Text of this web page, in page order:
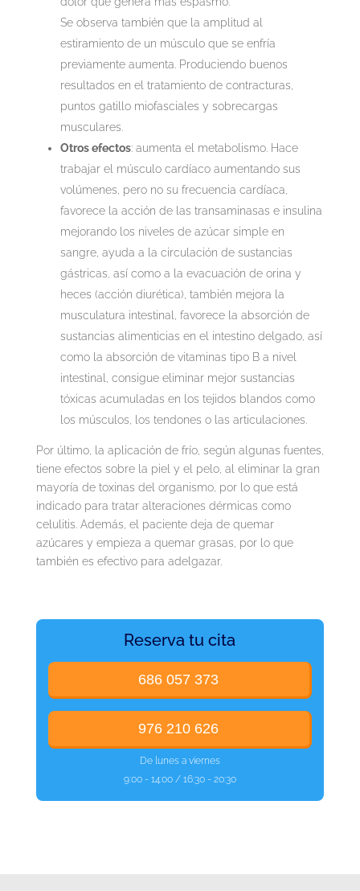
Se observa también que la amplitud al
estiramiento de un músculo que se enfría
previamente aumenta. Produciendo buenos
resultados en el tratamiento de contracturas,
puntos gatillo miofasciales y sobrecargas
musculares.
Otros efectos: aumenta el metabolismo. Hace
trabajar el músculo cardíaco aumentando sus
volúmenes, pero no su frecuencia cardíaca,
favorece la acción de las transaminasas e insulina
mejorando los niveles de azúcar simple en
sangre, ayuda a la circulación de sustancias
gástricas, así como a la evacuación de orina y
heces (acción diurética), también mejora la
musculatura intestinal, favorece la absorción de
sustancias alimenticias en el intestino delgado, así
como la absorción de vitaminas tipo B a nivel
intestinal, consigue eliminar mejor sustancias
tóxicas acumuladas en los tejidos blandos como
los músculos, los tendones o las articulaciones.
Por último, la aplicación de frío, según algunas fuentes,
tiene efectos sobre la piel y el pelo, al eliminar la gran
mayoría de toxinas del organismo, por lo que está
indicado para tratar alteraciones dérmicas como
celulitis. Además, el paciente deja de quemar
azúcares y empieza a quemar grasas, por lo que
también es efectivo para adelgazar.
Reserva tu cita
686 057 373
976 210 626
De lunes a viernes
9:00 - 14:00 / 16:30 - 20:30